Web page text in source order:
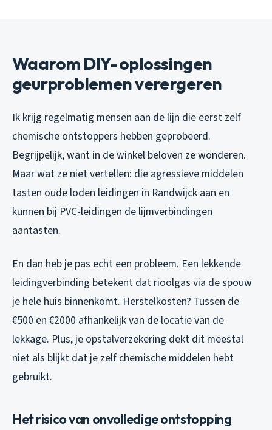
Waarom DIY-oplossingen
geurproblemen verergeren
Ik krijg regelmatig mensen aan de lijn die eerst zelf
chemische ontstoppers hebben geprobeerd.
Begrijpelijk, want in de winkel beloven ze wonderen.
Maar wat ze niet vertellen: die agressieve middelen
tasten oude loden leidingen in Randwijck aan en
kunnen bij PVC-leidingen de lijmverbindingen
aantasten.
En dan heb je pas echt een probleem. Een lekkende
leidingverbinding betekent dat rioolgas via de spouw
je hele huis binnenkomt. Herstelkosten? Tussen de
€500 en €2000 afhankelijk van de locatie van de
lekkage. Plus, je opstalverzekering dekt dit meestal
niet als blijkt dat je zelf chemische middelen hebt
gebruikt.
Het risico van onvolledige ontstopping